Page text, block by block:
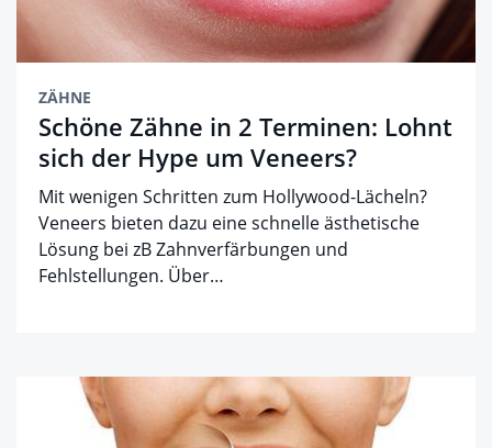
ZÄHNE
Schöne Zähne in 2 Terminen: Lohnt
sich der Hype um Veneers?
Mit wenigen Schritten zum Hollywood-Lächeln?
Veneers bieten dazu eine schnelle ästhetische
Lösung bei zB Zahnverfärbungen und
Fehlstellungen. Über…